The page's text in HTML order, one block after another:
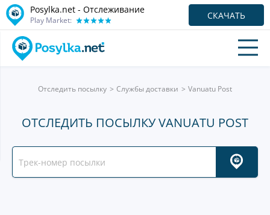
Posylka.net - Отслеживание
Play Market: СКАЧАТЬ
Отследить посылку Службы доставки Vanuatu Post
ОТСЛЕДИТЬ ПОСЫЛКУ VANUATU POST